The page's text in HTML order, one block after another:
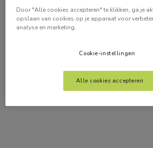
Door "Alle cookies accepteren" te klikken, ga je
opslaan van cookies op je apparaat voor
analyse en marketing.
Cookie-instellingen
Alle cookies accepteren